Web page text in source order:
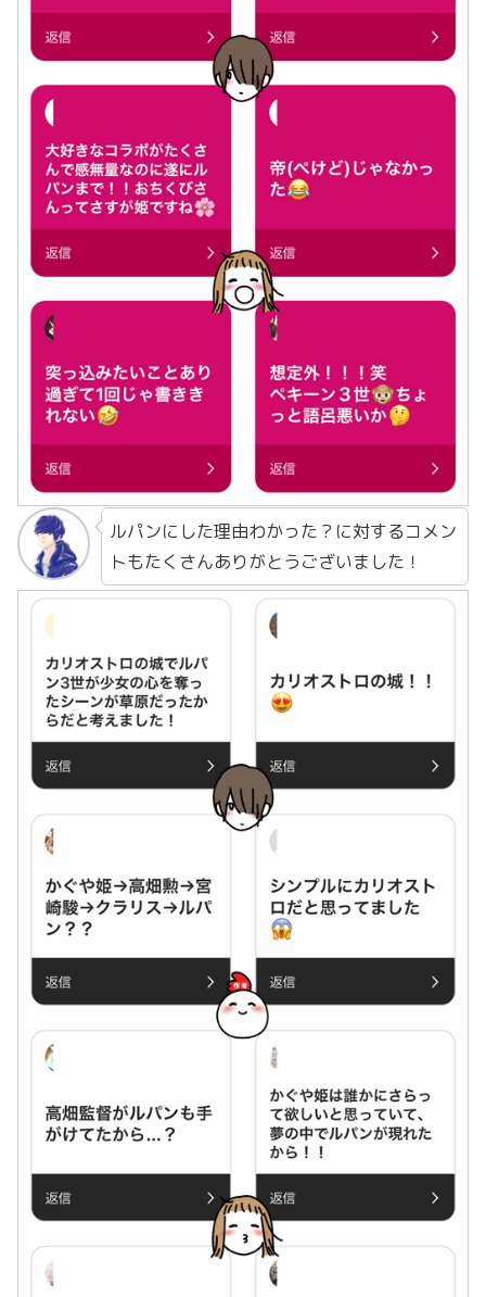
ルパンにした理由わかった？に対するコメン
トもたくさんありがとうございました！